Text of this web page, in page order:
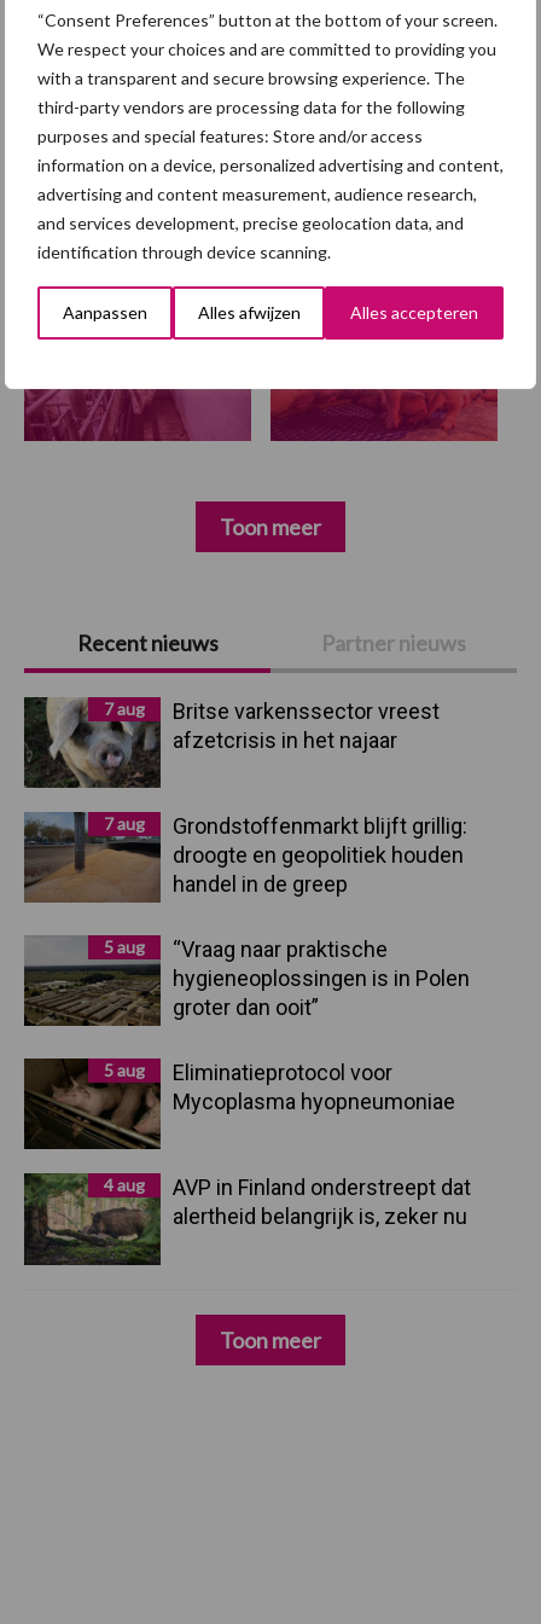
“Consent Preferences” button at the bottom of your screen.
We respect your choices and are committed to providing you
with a transparent and secure browsing experience. The
third-party vendors are processing data for the following
purposes and special features: Store and/or access
information on a device, personalized advertising and content,
advertising and content measurement, audience research,
and services development, precise geolocation data, and
identification through device scanning.
Aanpassen Alles afwijzen Alles accepteren
Primaire
Sidebar
Recent nieuws Partner nieuws
7 aug
Britse varkenssector vreest
afzetcrisis in het najaar
7 aug
Grondstoffenmarkt blijft grillig:
droogte en geopolitiek houden
handel in de greep
5 aug
“Vraag naar praktische
hygieneoplossingen is in Polen
groter dan ooit”
5 aug
Eliminatieprotocol voor
Mycoplasma hyopneumoniae
4 aug
AVP in Finland onderstreept dat
alertheid belangrijk is, zeker nu
Toon meer
blijft groeien, maar vooral
buiten Europa
Themapagina
Diergezondheid Fokkerij Huisvesting
Toon meer